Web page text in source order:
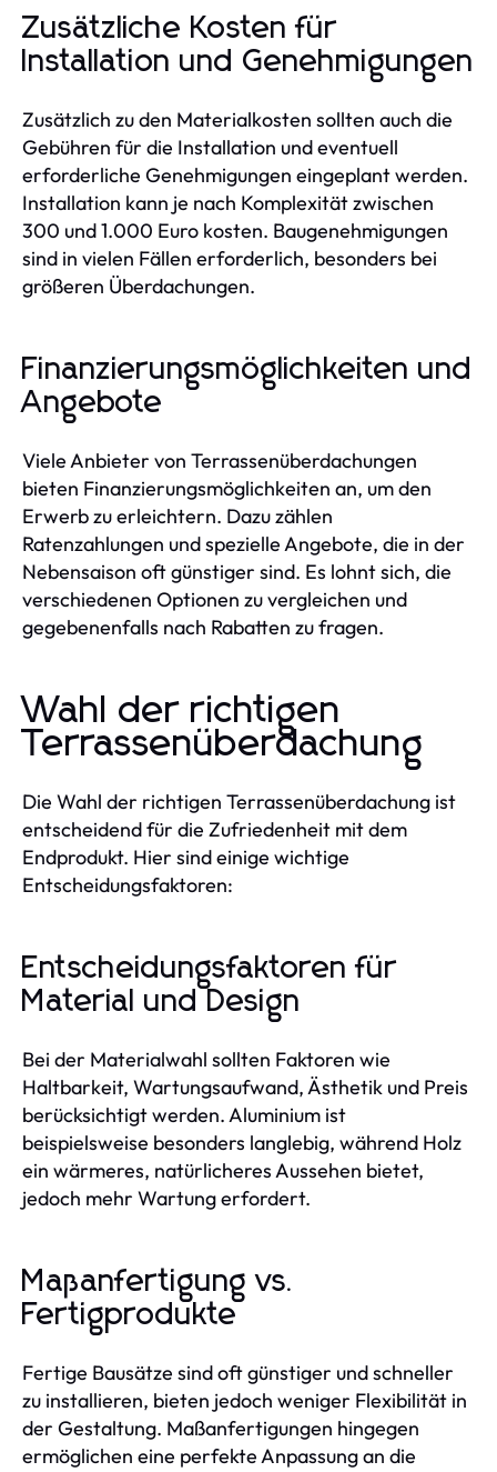
Zusätzliche Kosten für
Installation und Genehmigungen
Zusätzlich zu den Materialkosten sollten auch die
Gebühren für die Installation und eventuell
erforderliche Genehmigungen eingeplant werden.
Installation kann je nach Komplexität zwischen
300 und 1.000 Euro kosten. Baugenehmigungen
sind in vielen Fällen erforderlich, besonders bei
größeren Überdachungen.
Finanzierungsmöglichkeiten und
Angebote
Viele Anbieter von Terrassenüberdachungen
bieten Finanzierungsmöglichkeiten an, um den
Erwerb zu erleichtern. Dazu zählen
Ratenzahlungen und spezielle Angebote, die in der
Nebensaison oft günstiger sind. Es lohnt sich, die
verschiedenen Optionen zu vergleichen und
gegebenenfalls nach Rabatten zu fragen.
Wahl der richtigen
Terrassenüberdachung
Die Wahl der richtigen Terrassenüberdachung ist
entscheidend für die Zufriedenheit mit dem
Endprodukt. Hier sind einige wichtige
Entscheidungsfaktoren:
Entscheidungsfaktoren für
Material und Design
Bei der Materialwahl sollten Faktoren wie
Haltbarkeit, Wartungsaufwand, Ästhetik und Preis
berücksichtigt werden. Aluminium ist
beispielsweise besonders langlebig, während Holz
ein wärmeres, natürlicheres Aussehen bietet,
jedoch mehr Wartung erfordert.
Maßanfertigung vs.
Fertigprodukte
Fertige Bausätze sind oft günstiger und schneller
zu installieren, bieten jedoch weniger Flexibilität in
der Gestaltung. Maßanfertigungen hingegen
ermöglichen eine perfekte Anpassung an die